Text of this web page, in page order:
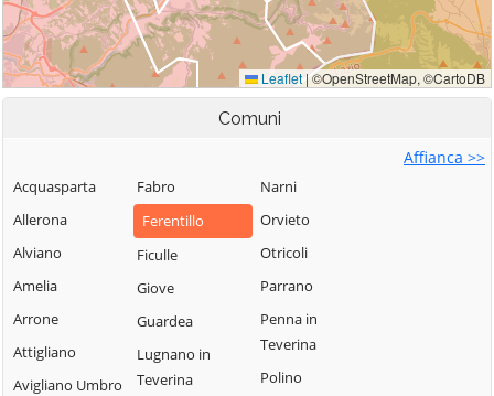
Comuni
Affianca >>
Acquasparta
Allerona
Alviano
Amelia
Arrone
Attigliano
Avigliano Umbro
Fabro
Ferentillo
Ficulle
Giove
Guardea
Lugnano in
Teverina
Narni
Orvieto
Otricoli
Parrano
Penna in
Teverina
Polino